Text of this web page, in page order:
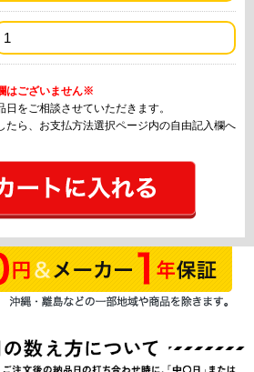
はございません※
をご相談させていただきます。
たら、お支払方法選択ページ内の自由記入欄へ